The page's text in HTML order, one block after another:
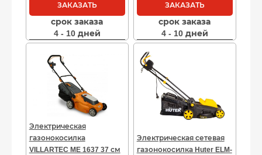
ЗАКАЗАТЬ
срок заказа
4 - 10 дней
ЗАКАЗАТЬ
срок заказа
4 - 10 дней
Электрическая
газонокосилка
VILLARTEC ME 1637 37 см
Электрическая сетевая
газонокосилка Huter ELM-